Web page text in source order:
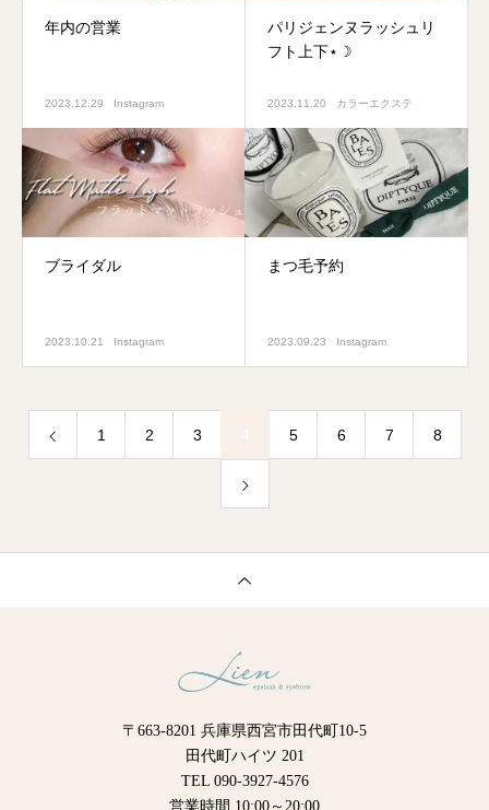
年内の営業
2023.12.29 Instagram
パリジェンヌラッシュリ
フト上下⋆☽
2023.11.20 カラーエクステ
ブライダル
2023.10.21 Instagram
まつ毛予約
2023.09.23 Instagram
1 2 3 5 6 7 8
〒663-8201 兵庫県西宮市田代町10-5
田代町ハイツ 201
TEL 090-3927-4576
営業時間 10:00～20:00